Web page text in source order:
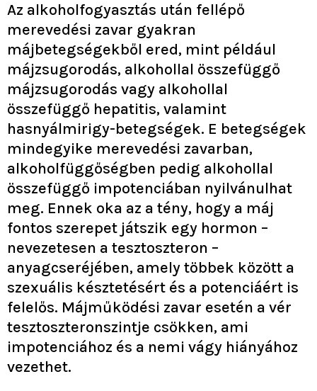
Az alkoholfogyasztás után fellépő
merevedési zavar gyakran
májbetegségekből ered, mint például
májzsugorodás, alkohollal összefüggő
májzsugorodás vagy alkohollal
összefüggő hepatitis, valamint
hasnyálmirigy-betegségek. E betegségek
mindegyike merevedési zavarban,
alkoholfüggőségben pedig alkohollal
összefüggő impotenciában nyilvánulhat
meg. Ennek oka az a tény, hogy a máj
fontos szerepet játszik egy hormon –
nevezetesen a tesztoszteron –
anyagcseréjében, amely többek között a
szexuális késztetésért és a potenciáért is
felelős. Májműködési zavar esetén a vér
tesztoszteronszintje csökken, ami
impotenciához és a nemi vágy hiányához
vezethet.